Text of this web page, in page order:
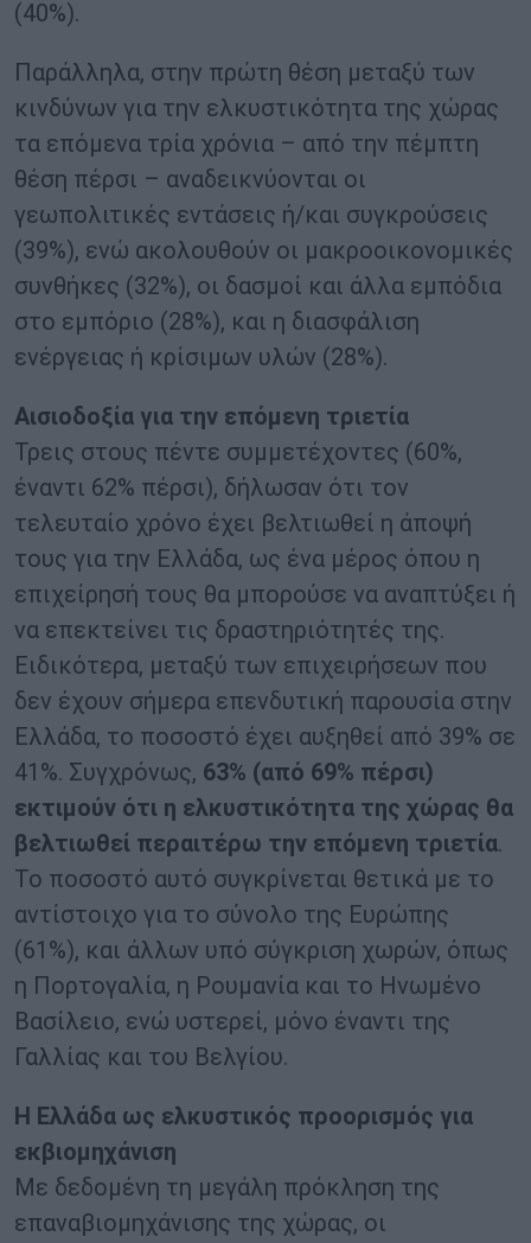
(40%).
Παράλληλα, στην πρώτη θέση μεταξύ των
κινδύνων για την ελκυστικότητα της χώρας
τα επόμενα τρία χρόνια – από την πέμπτη
θέση πέρσι – αναδεικνύονται οι
γεωπολιτικές εντάσεις ή/και συγκρούσεις
(39%), ενώ ακολουθούν οι μακροοικονομικές
συνθήκες (32%), οι δασμοί και άλλα εμπόδια
στο εμπόριο (28%), και η διασφάλιση
ενέργειας ή κρίσιμων υλών (28%).
Αισιοδοξία για την επόμενη τριετία
Τρεις στους πέντε συμμετέχοντες (60%,
έναντι 62% πέρσι), δήλωσαν ότι τον
τελευταίο χρόνο έχει βελτιωθεί η άποψή
τους για την Ελλάδα, ως ένα μέρος όπου η
επιχείρησή τους θα μπορούσε να αναπτύξει ή
να επεκτείνει τις δραστηριότητές της.
Ειδικότερα, μεταξύ των επιχειρήσεων που
δεν έχουν σήμερα επενδυτική παρουσία στην
Ελλάδα, το ποσοστό έχει αυξηθεί από 39% σε
41%. Συγχρόνως, 63% (από 69% πέρσι)
εκτιμούν ότι η ελκυστικότητα της χώρας θα
βελτιωθεί περαιτέρω την επόμενη τριετία.
Το ποσοστό αυτό συγκρίνεται θετικά με το
αντίστοιχο για το σύνολο της Ευρώπης
(61%), και άλλων υπό σύγκριση χωρών, όπως
η Πορτογαλία, η Ρουμανία και το Ηνωμένο
Βασίλειο, ενώ υστερεί, μόνο έναντι της
Γαλλίας και του Βελγίου.
Η Ελλάδα ως ελκυστικός προορισμός για
εκβιομηχάνιση
Με δεδομένη τη μεγάλη πρόκληση της
επαναβιομηχάνισης της χώρας, οι